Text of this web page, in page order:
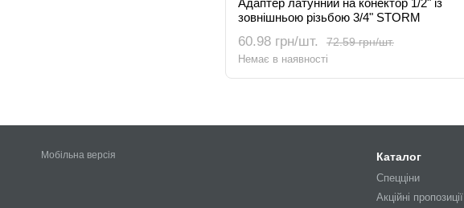
Адаптер латунний на конектор 1/2" із
зовнішньою різьбою 3/4" STORM
72.59 грн/шт.
60.98 грн/шт.
Немає в наявності
Мобільна версія Каталог
Спецціни
Акційні пропозиції